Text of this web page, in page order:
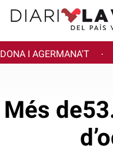
DONA I AGERMANA'T ·
Més